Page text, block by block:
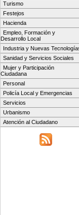
Turismo
Festejos
Hacienda
Empleo, Formación y
Desarrollo Local
Industria y Nuevas
Sanidad y Servicios Sociales
Mujer y Participación
Ciudadana
Personal
Policía Local y Emergencias
Servicios
Urbanismo
Atención al Ciudadano